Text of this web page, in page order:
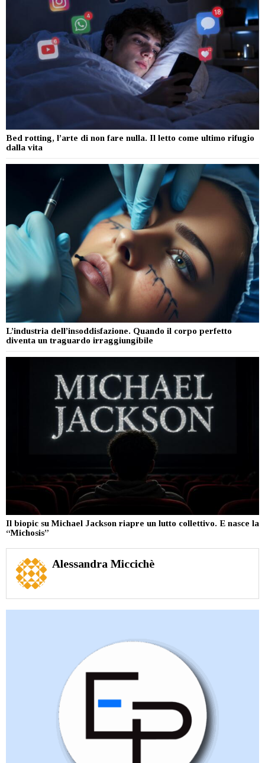
Bed rotting, l’arte di non fare nulla. Il letto come ultimo rifugio
dalla vita
L’industria dell’insoddisfazione. Quando il corpo perfetto
diventa un traguardo irraggiungibile
Il biopic su Michael Jackson riapre un lutto collettivo. E nasce la
“Michosis”
Alessandra Miccichè